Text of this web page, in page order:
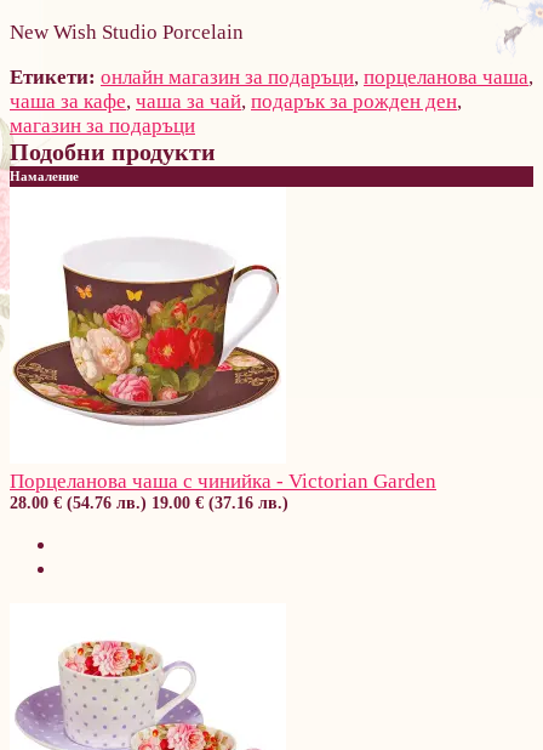
New Wish Studio Porcelain
Етикети: онлайн магазин за подаръци, порцеланова чаша,
чаша за кафе, чаша за чай, подарък за рожден ден,
магазин за подаръци
Подобни продукти
Намаление
Порцеланова чаша с чинийка - Victorian Garden
28.00 € (54.76 лв.) 19.00 € (37.16 лв.)